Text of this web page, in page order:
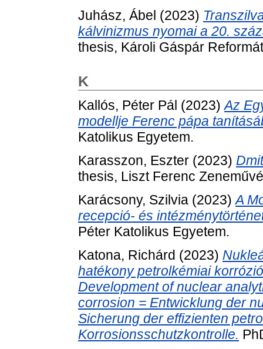
Juhász, Ábel (2023)
kálvinizmus nyomai a 20.
thesis, Károli Gáspár
K
Kallós, Péter Pál (2023)Az
modellje Ferenc pápa
Katolikus Egyetem.
Karasszon, Eszter (2023)
thesis, Liszt Ferenc
Karácsony, Szilvia (2023)A
recepció- és
Péter Katolikus Egyetem.
Katona, Richárd (2023)
hatékony petrolkémiai
Development of nuclear
corrosion = Entwicklung der
Sicherung der effizienten
Korrosionsschutzkontrolle.